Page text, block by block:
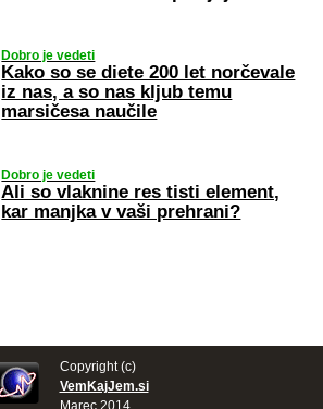
Dobro je vedeti
Kako so se diete 200 let norčevale
iz nas, a so nas kljub temu
marsičesa naučile
Dobro je vedeti
Ali so vlaknine res tisti element,
kar manjka v vaši prehrani?
Copyright (c)
VemKajJem.si